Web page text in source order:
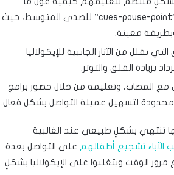
يفكرون به، وفي العادة يُستخدم التدخل السلوكي المسمى “cues-pause-point” للصدى المتوسط، حيث
معينة.
تقلل من الآثار الجانبية للإيكولاليا
بزيادة القلق والتوتر.
مع المصاب، وتعليمه من خلال حضور برامج
محدودة لتسهيل عميلة التواصل بشكل فعال.
تنتهي بشكلٍ طبيعي عند الغالبية
الآباء تشجيع أطفالهم على التواصل بعدة
الوقت ويتغلبوا على الإيكولاليا بشكلٍ